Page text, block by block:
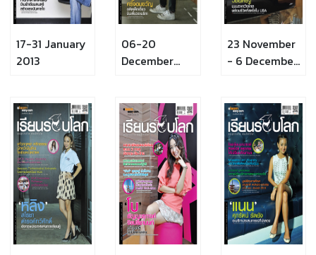
17-31 January
2013
06-20
December
23 November
- 6 December